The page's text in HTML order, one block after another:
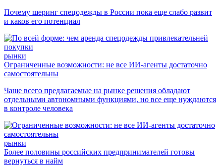
Почему шеринг спецодежды в России пока еще слабо развит
и каков его потенциал
рынки
Ограниченные возможности: не все ИИ-агенты достаточно
самостоятельны
Чаще всего предлагаемые на рынке решения обладают
отдельными автономными функциями, но все еще нуждаются
в контроле человека
рынки
Более половины российских предпринимателей готовы
вернуться в найм